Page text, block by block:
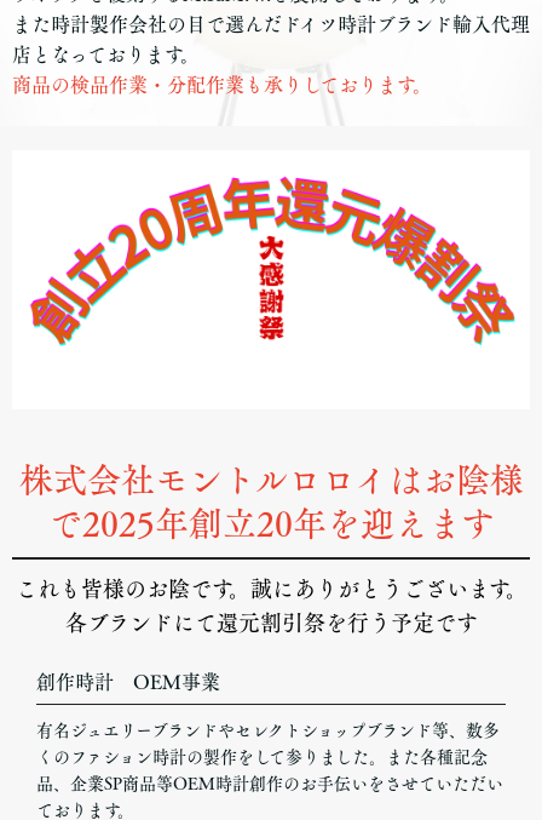
また時計製作会社の目で選んだドイツ時計ブランド輸入代理
店となっております。
商品の検品作業・分配作業も承りしております。
株式会社モントルロロイはお陰様
で2025年創立20年を迎えます
これも皆様のお陰です。誠にありがとうございます。
各ブランドにて還元割引祭を行う予定です
創作時計 OEM事業
有名ジュエリーブランドやセレクトショップブランド等、数多
くのファション時計の製作をして参りました。また各種記念
品、企業SP商品等OEM時計創作のお手伝いをさせていただい
ております。